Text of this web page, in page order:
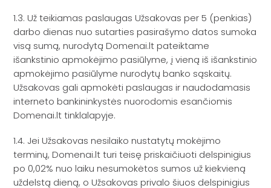
1.3. Už teikiamas paslaugas Užsakovas per 5 (penkias)
darbo dienas nuo sutarties pasirašymo datos sumoka
visą sumą, nurodytą Domenai.lt pateiktame
išankstinio apmokėjimo pasiūlyme, į vieną iš išankstinio
apmokėjimo pasiūlyme nurodytų banko sąskaitų.
Užsakovas gali apmokėti paslaugas ir naudodamasis
interneto bankininkystės nuorodomis esančiomis
Domenai.lt tinklalapyje.
1.4. Jei Užsakovas nesilaiko nustatytų mokėjimo
terminų, Domenai.lt turi teisę priskaičiuoti delspinigius
po 0,02% nuo laiku nesumokėtos sumos už kiekvieną
uždelstą dieną, o Užsakovas privalo šiuos delspinigius